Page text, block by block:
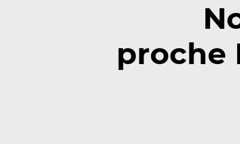
proche